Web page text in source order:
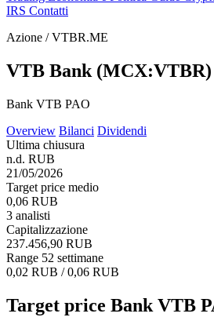
IRS Contatti
Azione / VTBR.ME
VTB Bank (MCX:VTBR)
Bank VTB PAO
Overview Bilanci Dividendi
Ultima chiusura
n.d. RUB
21/05/2026
Target price medio
0,06 RUB
3 analisti
Capitalizzazione
237.456,90 RUB
Range 52 settimane
0,02 RUB / 0,06 RUB
Target price Bank VTB